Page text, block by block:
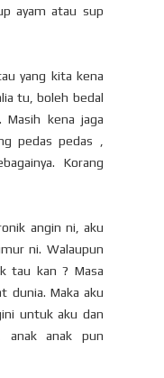
ayam atau sup
yang kita kena
tu, boleh bedal
Masih kena jaga
pedas pedas ,
Korang
angin ni, aku
ni. Walaupun
tau kan ? Masa
dunia. Maka aku
untuk aku dan
anak anak pun